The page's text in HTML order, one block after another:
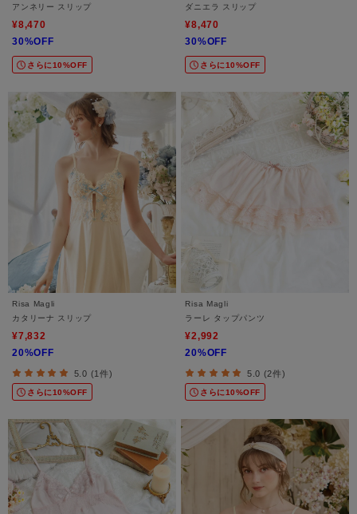
アンネリー スリップ
¥8,470
30%OFF
さらに10%OFF
ダニエラ スリップ
¥8,470
30%OFF
さらに10%OFF
Risa Magli
カタリーナ スリップ
¥7,832
20%OFF
5.0 (1件)
さらに10%OFF
Risa Magli
ラーレ タップパンツ
¥2,992
20%OFF
5.0 (2件)
さらに10%OFF